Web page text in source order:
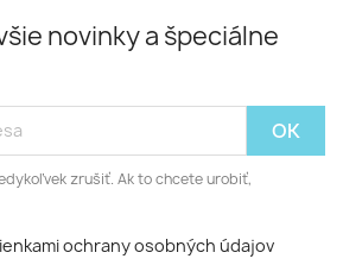
novinky a špeciálne
zrušiť. Ak to chcete urobiť,
ochrany osobných údajov